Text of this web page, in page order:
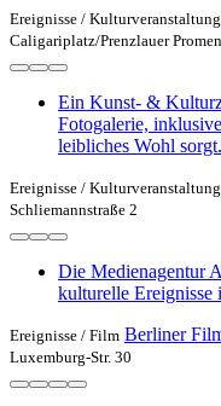
Ereignisse / Kulturveranstaltung
Caligariplatz/Prenzlauer
Ein Kunst- &
Fotogalerie,
leibliches Wohl sorgt.
Ereignisse / Kulturveranstaltung
Schliemannstraße 2
Die Medienagentur
kulturelle Ereignisse
Ereignisse / Film Berliner
Luxemburg-Str. 30